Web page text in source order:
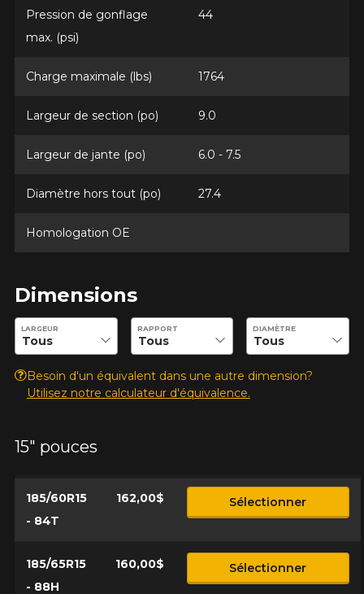
Pression de gonflage
max. (psi)
44
Charge maximale (lbs) 1764
Largeur de section (po) 9.0
Largeur de jante (po) 6.0 - 7.5
Diamètre hors tout (po) 27.4
Homologation OE
Dimensions
Entrez les dimensions souhaitées pour vérifier la disponibilité
LARGEUR RAPPORT DIAMÈTRE
Besoin d'un équivalent dans une autre dimension?
Utilisez notre calculateur d'équivalence.
15" pouces
185/60R15
- 84T
162,00$ Sélectionner
185/65R15
- 88H
160,00$ Sélectionner
Année
Marque
Modèle
Option
Style de conduite